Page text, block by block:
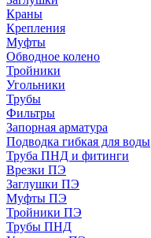
Краны
Крепления
Муфты
Обводное колено
Тройники
Угольники
Трубы
Фильтры
Запорная арматура
Подводка гибкая для воды
Труба ПНД и фитинги
Врезки ПЭ
Заглушки ПЭ
Муфты ПЭ
Тройники ПЭ
Трубы ПНД